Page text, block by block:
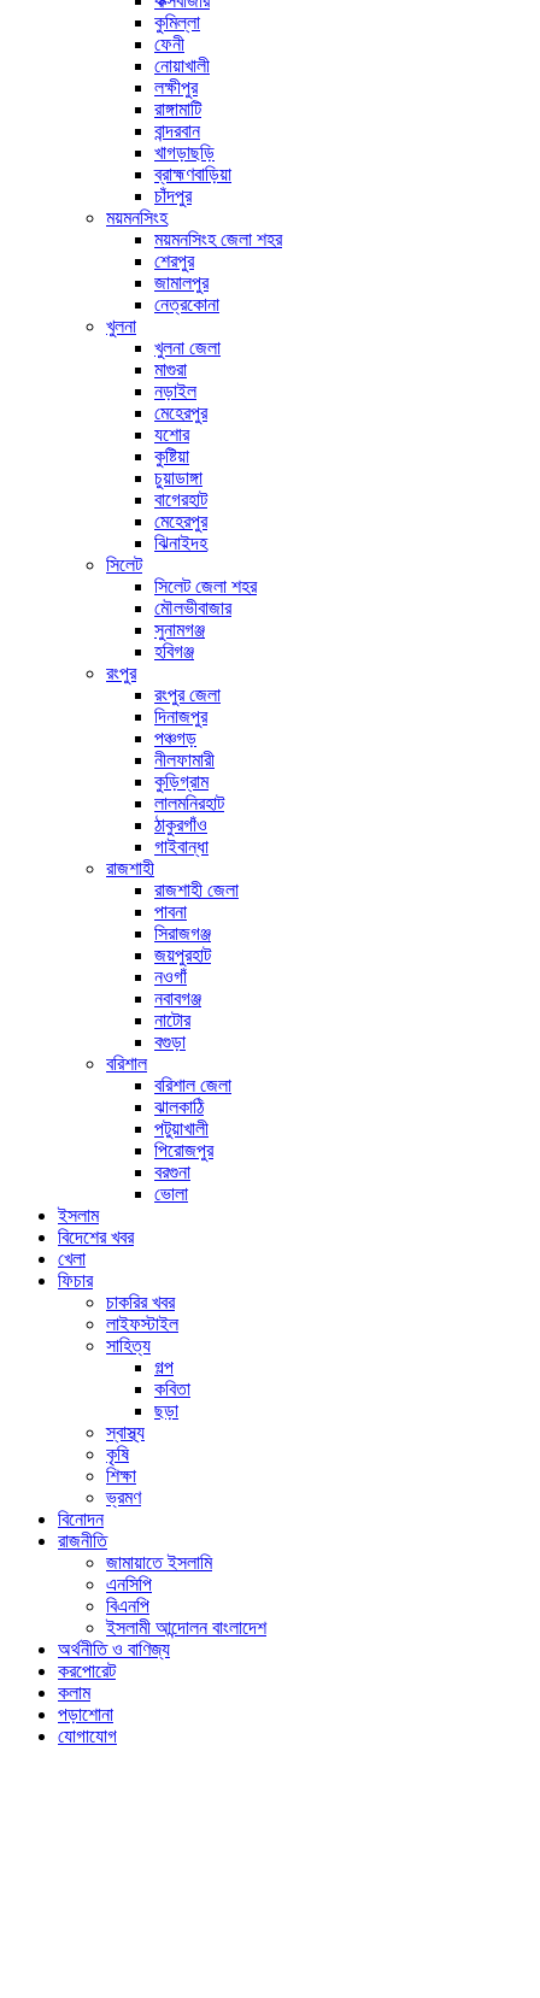
কুমিল্লা
ফেনী
নোয়াখালী
লক্ষীপুর
রাঙ্গামাটি
বান্দরবান
খাগড়াছড়ি
ব্রাহ্মণবাড়িয়া
চাঁদপুর
ময়মনসিংহ
ময়মনসিংহ জেলা শহর
শেরপুর
জামালপুর
নেত্রকোনা
খুলনা
খুলনা জেলা
মাগুরা
নড়াইল
মেহেরপুর
যশোর
কুষ্টিয়া
চুয়াডাঙ্গা
বাগেরহাট
মেহেরপুর
ঝিনাইদহ
সিলেট
সিলেট জেলা শহর
মৌলভীবাজার
সুনামগঞ্জ
হবিগঞ্জ
রংপুর
রংপুর জেলা
দিনাজপুর
পঞ্চগড়
নীলফামারী
কুড়িগ্রাম
লালমনিরহাট
ঠাকুরগাঁও
গাইবান্ধা
রাজশাহী
রাজশাহী জেলা
পাবনা
সিরাজগঞ্জ
জয়পুরহাট
নওগাঁ
নবাবগঞ্জ
নাটোর
বগুড়া
বরিশাল
বরিশাল জেলা
ঝালকাঠি
পটুয়াখালী
পিরোজপুর
বরগুনা
ভোলা
ইসলাম
বিদেশের খবর
খেলা
ফিচার
চাকরির খবর
লাইফস্টাইল
সাহিত্য
গল্প
কবিতা
ছড়া
স্বাস্থ্য
কৃষি
শিক্ষা
ভ্রমণ
বিনোদন
রাজনীতি
জামায়াতে ইসলামি
এনসিপি
বিএনপি
ইসলামী আন্দোলন বাংলাদেশ
অর্থনীতি ও বাণিজ্য
করপোরেট
কলাম
পড়াশোনা
যোগাযোগ